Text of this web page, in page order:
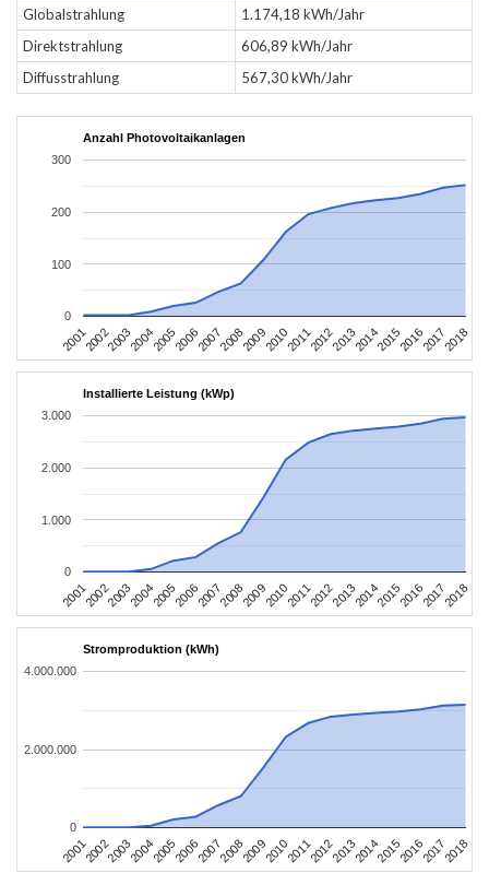
Globalstrahlung
1.174,18 kWh/Jahr
Direktstrahlung
606,89 kWh/Jahr
Diffusstrahlung
567,30 kWh/Jahr
Anzahl Photovoltaikanlagen
200120022003200420052006200720082009201020112012201320142015201620172018
0
100
200
300
Installierte Leistung (kWp)
200120022003200420052006200720082009201020112012201320142015201620172018
0
1.000
2.000
3.000
Stromproduktion (kWh)
200120022003200420052006200720082009201020112012201320142015201620172018
0
2.000.000
4.000.000